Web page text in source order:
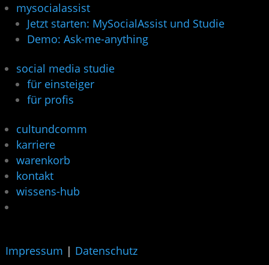
mysocialassist
Jetzt starten: MySocialAssist und Studie
Demo: Ask-me-anything
social media studie
für einsteiger
für profis
cultundcomm
karriere
warenkorb
kontakt
wissens-hub
Impressum | Datenschutz